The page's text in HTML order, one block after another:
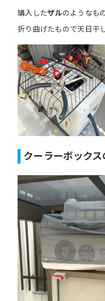
購入したザルのようなも
折り曲げたもので天日干
クーラーボック